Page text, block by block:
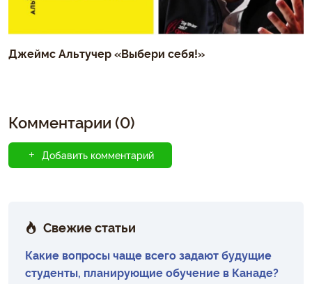
Джеймс Альтучер «Выбери себя!»
Комментарии (0)
Добавить комментарий
Свежие статьи
Какие вопросы чаще всего задают будущие
студенты, планирующие обучение в Канаде?